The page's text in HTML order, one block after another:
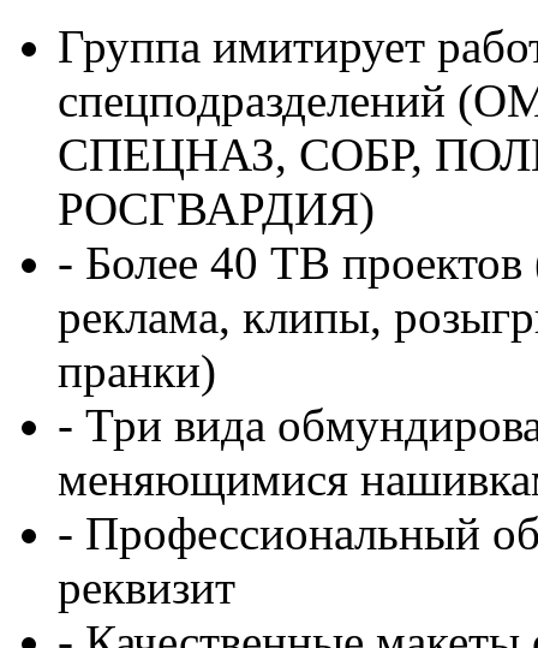
Группа имитирует
спецподразделений
СПЕЦНАЗ, СОБР,
РОСГВАРДИЯ)
- Более 40 ТВ проектов
реклама, клипы,
пранки)
- Три вида
меняющимися
- Профессиональный
реквизит